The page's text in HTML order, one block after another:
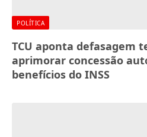
POLÍTICA
TCU aponta defasagem
aprimorar concessão
benefícios do INSS